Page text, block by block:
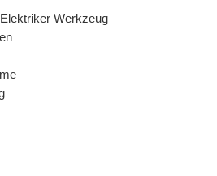
Werkzeug